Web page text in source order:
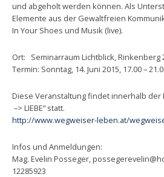
und abgeholt werden können. Als
Elemente aus der Gewaltfreien
In Your Shoes und Musik (live).
Ort: Seminarraum Lichtblick, Rinkenberg
Termin: Sonntag, 14. Juni 2015, 17.00 –
Diese Veranstaltung findet innerhalb der
–> LIEBE“ statt.
http://www.wegweiser-leben.at/
Infos und Anmeldungen:
Mag. Evelin Posseger,
12285923